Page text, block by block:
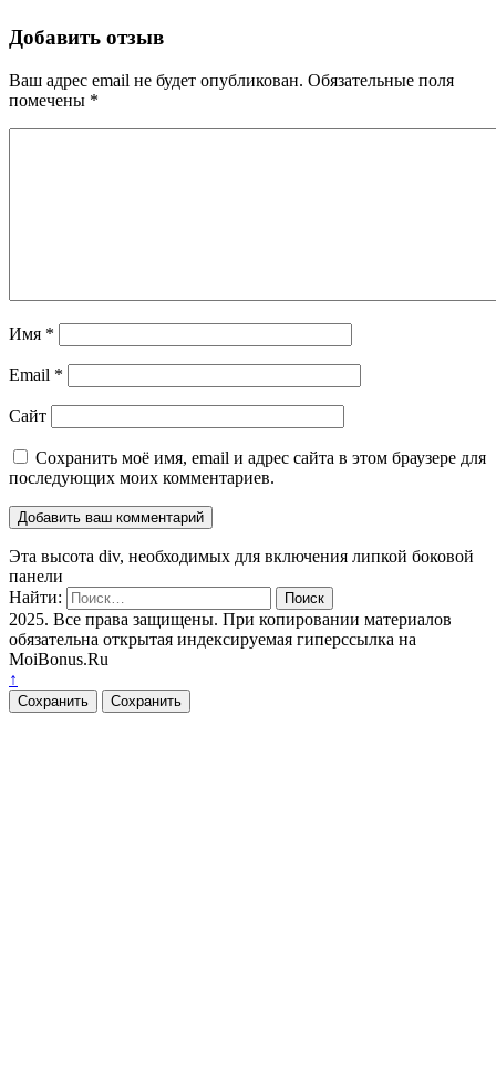
Добавить отзыв
Ваш адрес email не будет опубликован. Обязательные поля
помечены *
Имя *
Email *
Сайт
Сохранить моё имя, email и адрес сайта в этом браузере для
последующих моих комментариев.
Эта высота div, необходимых для включения липкой боковой
панели
Найти:
2025. Все права защищены. При копировании материалов
обязательна открытая индексируемая гиперссылка на
MoiBonus.Ru
↑